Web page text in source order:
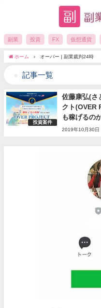
副業 投資 FX 仮想通貨
ホーム オーバー | 副業裁判24時
記事一覧
投資案件
佐藤康弘(さ
クト(OVER
も稼げるの
2019年10月30日